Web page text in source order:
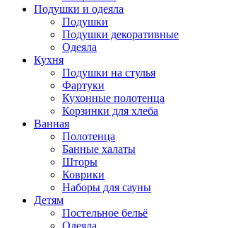
Подушки и одеяла
Подушки
Подушки декоративные
Одеяла
Кухня
Подушки на стулья
Фартуки
Кухонные полотенца
Корзинки для хлеба
Ванная
Полотенца
Банные халаты
Шторы
Коврики
Наборы для сауны
Детям
Постельное бельё
Одеяла